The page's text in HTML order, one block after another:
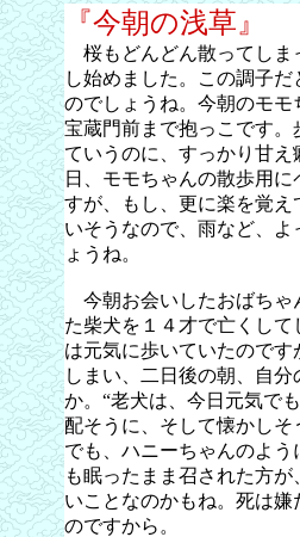
『今朝の浅草』
桜もどんどん散ってしま
し始めました。この調子
のでしょうね。今朝のモ
宝蔵門前まで抱っこです
ていうのに、すっかり甘
日、モモちゃんの散歩用
すが、もし、更に楽を覚
いそうなので、雨など、
ょうね。
今朝お会いしたおばちゃ
た柴犬を１４才で亡くし
は元気に歩いていたので
しまい、二日後の朝、自
か。“老犬は、今日元気で
配そうに、そして懐かし
でも、ハニーちゃんのよ
も眠ったまま召された方
いことなのかもね。死は
のですから。